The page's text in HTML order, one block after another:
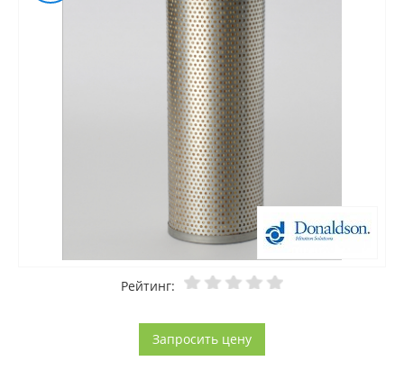
Рейтинг:
Запросить цену